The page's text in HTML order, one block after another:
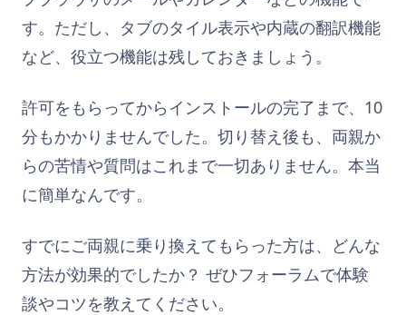
す。ただし、タブのタイル表示や内蔵の翻訳機能
など、役立つ機能は残しておきましょう。
許可をもらってからインストールの完了まで、10
分もかかりませんでした。切り替え後も、両親か
らの苦情や質問はこれまで一切ありません。本当
に簡単なんです。
すでにご両親に乗り換えてもらった方は、どんな
方法が効果的でしたか？ ぜひフォーラムで体験
談やコツを教えてください。